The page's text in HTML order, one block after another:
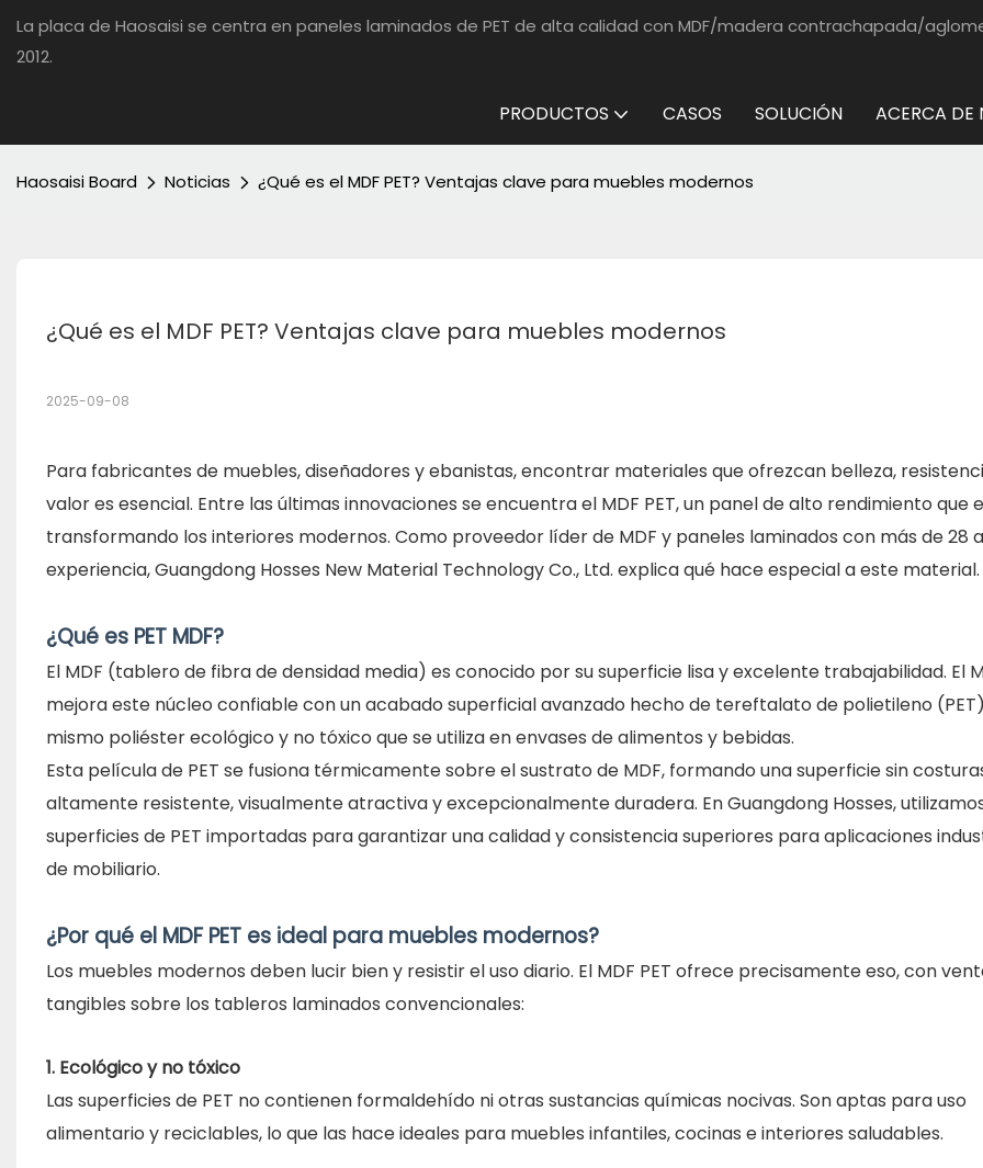
La placa de Haosaisi se centra en paneles laminados de PET de alta calidad con MDF/madera contrachapada/
2012.
PRODUCTOS CASOS SOLUCIÓN ACERCA DE
Haosaisi Board Noticias ¿Qué es el MDF PET? Ventajas clave para muebles modernos
¿Qué es el MDF PET? Ventajas clave para muebles modernos
2025-09-08
Para fabricantes de muebles, diseñadores y ebanistas, encontrar materiales que ofrezcan belleza,
valor es esencial. Entre las últimas innovaciones se encuentra el MDF PET, un panel de alto rendimiento que
transformando los interiores modernos. Como proveedor líder de MDF y paneles laminados con más de 28
experiencia, Guangdong Hosses New Material Technology Co., Ltd. explica qué hace especial a este material.
¿Qué es PET MDF?
El MDF (tablero de fibra de densidad media) es conocido por su superficie lisa y excelente trabajabilidad. El
mejora este núcleo confiable con un acabado superficial avanzado hecho de tereftalato de polietileno
mismo poliéster ecológico y no tóxico que se utiliza en envases de alimentos y bebidas.
Esta película de PET se fusiona térmicamente sobre el sustrato de MDF, formando una superficie sin
altamente resistente, visualmente atractiva y excepcionalmente duradera. En Guangdong Hosses,
superficies de PET importadas para garantizar una calidad y consistencia superiores para aplicaciones
de mobiliario.
¿Por qué el MDF PET es ideal para muebles modernos?
Los muebles modernos deben lucir bien y resistir el uso diario. El MDF PET ofrece precisamente eso, con
tangibles sobre los tableros laminados convencionales:
1. Ecológico y no tóxico
Las superficies de PET no contienen formaldehído ni otras sustancias químicas nocivas. Son aptas para uso
alimentario y reciclables, lo que las hace ideales para muebles infantiles, cocinas e interiores saludables.